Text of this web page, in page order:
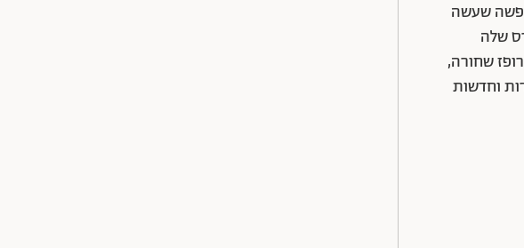
נפשה שעשה
ההורס שלה
שחורה,
וחדשות